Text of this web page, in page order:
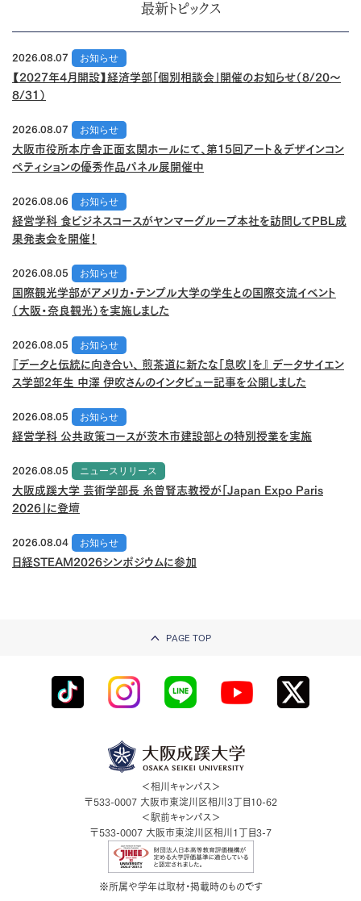
最新トピックス
2026.08.07
お知らせ
【2027年4月開設】経済学部「個別相談会」開催のお知らせ（8/20～
8/31）
2026.08.07
お知らせ
大阪市役所本庁舎正面玄関ホールにて、第15回アート＆デザインコン
ペティションの優秀作品パネル展開催中
2026.08.06
お知らせ
経営学科 食ビジネスコースがヤンマーグループ本社を訪問してPBL成
果発表会を開催！
2026.08.05
お知らせ
国際観光学部がアメリカ・テンプル大学の学生との国際交流イベント
（大阪・奈良観光）を実施しました
2026.08.05
お知らせ
『データと伝統に向き合い、 煎茶道に新たな「息吹」を』 データサイエン
ス学部2年生 中澤 伊吹さんのインタビュー記事を公開しました
2026.08.05
お知らせ
経営学科 公共政策コースが茨木市建設部との特別授業を実施
2026.08.05
ニュースリリース
大阪成蹊大学 芸術学部長 糸曽賢志教授が「Japan Expo Paris
2026」に登壇
2026.08.04
お知らせ
日経STEAM2026シンポジウムに参加
PAGE TOP
＜相川キャンパス＞
〒533-0007 大阪市東淀川区相川3丁目10-62
＜駅前キャンパス＞
〒533-0007 大阪市東淀川区相川1丁目3-7
※所属や学年は取材・掲載時のものです